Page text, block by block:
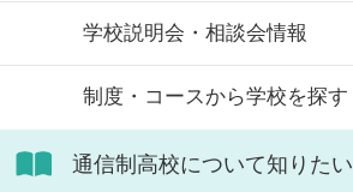
学校説明会・相談会情報
制度・コースから学校を探す
通信制高校について知りたい